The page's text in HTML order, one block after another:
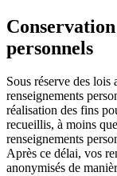
personnels
Sous réserve des lois
renseignements
réalisation des fins
recueillis, à moins
renseignements
Après ce délai, vos
anonymisés de